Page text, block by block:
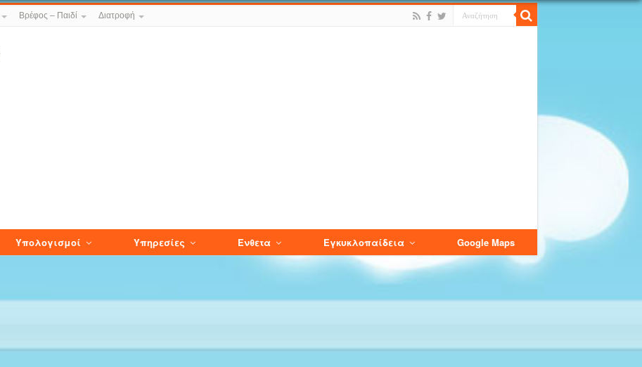
Βρέφος – Παιδί Διατροφή
Υπολογισμοί Υπηρεσίες Ενθετα Εγκυκλοπαίδεια Google Maps